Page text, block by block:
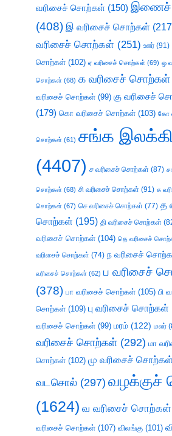
வரிசைச் சொற்கள் (150) இணைச்
(408) இ வரிசைச் சொற்கள்
வரிசைச் சொற்கள் (251) ஊர் (91)
சொற்கள் (102) ஏ வரிசைச் சொற்கள் (69) ஒ
சொற்கள் (68) க வரிசைச் சொற்கள்
வரிசைச் சொற்கள் (99) கு வரிசைச்
(179) கொ வரிசைச் சொற்கள் (103) கோ
சொற்கள் (61) சங்க
(4407) ச வரிசைச் சொற்கள் (87)
சொற்கள் (68) சி வரிசைச் சொற்கள் (91) சு
சொற்கள் (67) செ வரிசைச் சொற்கள் (77) த
சொற்கள் (195) தி வரிசைச் சொற்கள்
வரிசைச் சொற்கள் (104) தெ வரிசைச்
வரிசைச் சொற்கள் (74) ந வரிசைச்
வரிசைச் சொற்கள் (62) ப வரிசைச்
(378) பா வரிசைச் சொற்கள் (105) பி
சொற்கள் (109) பு வரிசைச் சொற்கள்
வரிசைச் சொற்கள் (99) மரம் (122) மலர்
வரிசைச் சொற்கள் (292) மா
சொற்கள் (102) மு வரிசைச் சொற்கள்
வடசொல் (297) வழக்குச்
(1624) வ வரிசைச் சொற்கள்
வரிசைச் சொற்கள் (107) விலங்கு (101)